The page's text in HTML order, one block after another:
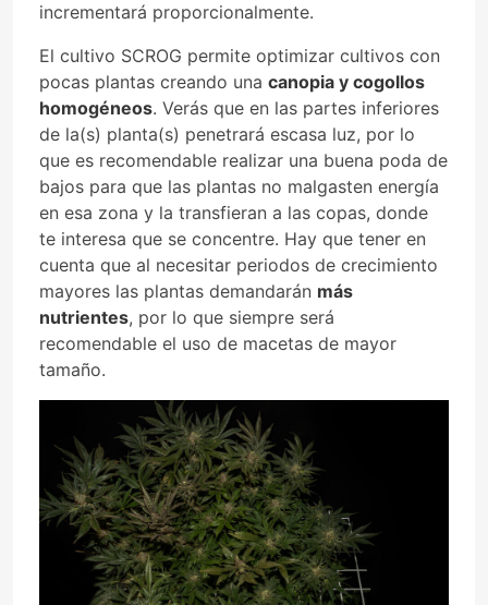
incrementará proporcionalmente.
El cultivo SCROG permite optimizar cultivos con
pocas plantas creando una canopia y cogollos
homogéneos. Verás que en las partes inferiores
de la(s) planta(s) penetrará escasa luz, por lo
que es recomendable realizar una buena poda de
bajos para que las plantas no malgasten energía
en esa zona y la transfieran a las copas, donde
te interesa que se concentre. Hay que tener en
cuenta que al necesitar periodos de crecimiento
mayores las plantas demandarán más
nutrientes, por lo que siempre será
recomendable el uso de macetas de mayor
tamaño.